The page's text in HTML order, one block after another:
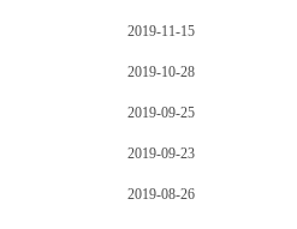
2019-11-15
2019-10-28
2019-09-25
2019-09-23
2019-08-26